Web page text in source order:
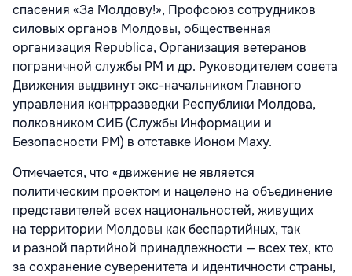
спасения «За Молдову!», Профсоюз сотрудников
силовых органов Молдовы, общественная
организация Republica, Организация ветеранов
пограничной службы РМ и др. Руководителем совета
Движения выдвинут экс-начальником Главного
управления контрразведки Республики Молдова,
полковником СИБ (Службы Информации и
Безопасности РМ) в отставке Ионом Маху.
Отмечается, что «движение не является
политическим проектом и нацелено на объединение
представителей всех национальностей, живущих
на территории Молдовы как беспартийных, так
и разной партийной принадлежности — всех тех, кто
за сохранение суверенитета и идентичности страны,